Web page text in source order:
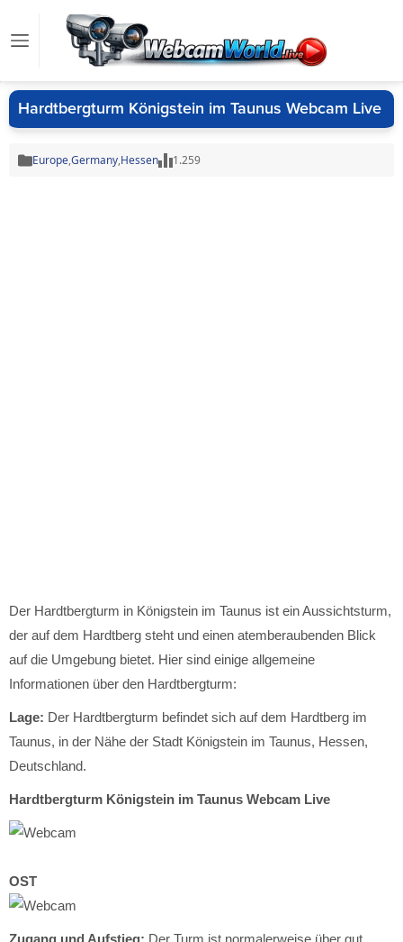
Hardtbergturm Königstein im Taunus Webcam Live
Europe,Germany,Hessen 1.259
Der Hardtbergturm in Königstein im Taunus ist ein Aussichtsturm,
der auf dem Hardtberg steht und einen atemberaubenden Blick
auf die Umgebung bietet. Hier sind einige allgemeine
Informationen über den Hardtbergturm:
Lage: Der Hardtbergturm befindet sich auf dem Hardtberg im
Taunus, in der Nähe der Stadt Königstein im Taunus, Hessen,
Deutschland.
Hardtbergturm Königstein im Taunus Webcam Live
OST
Zugang und Aufstieg: Der Turm ist normalerweise über gut